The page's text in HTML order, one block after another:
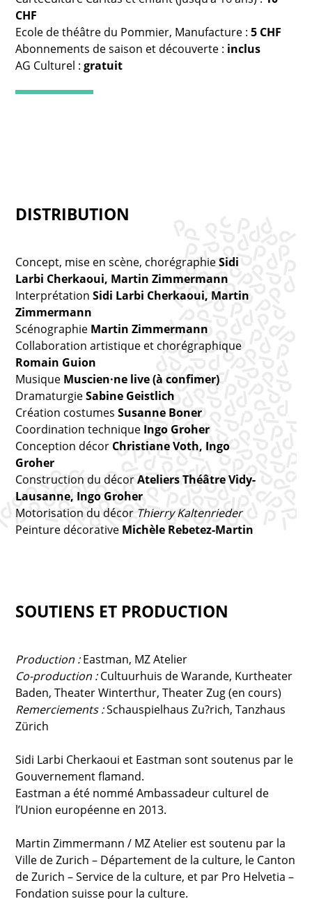
CHF
Ecole de théâtre du Pommier, Manufacture :5 CHF
Abonnements de saison et découverte : inclus
AG Culturel :gratuit
DISTRIBUTION
Concept, mise en scène, chorégraphieSidi
Larbi Cherkaoui, Martin Zimmermann
InterprétationSidi Larbi Cherkaoui, Martin
Zimmermann
Scénographie Martin Zimmermann
Collaboration artistique et chorégraphique
Romain Guion
Musique Muscien·ne live (à confimer)
DramaturgieSabine Geistlich
Création costumesSusanne Boner
Coordination technique Ingo Groher
Conception décor Christiane Voth, Ingo
Groher
Construction du décorAteliers Théâtre Vidy-
Lausanne, Ingo Groher
Motorisation du décor Thierry Kaltenrieder
Peinture décorative Michèle Rebetez-Martin
SOUTIENS ET PRODUCTION
Production :Eastman, MZ Atelier
Co-production :Cultuurhuis de Warande, Kurtheater
Baden, Theater Winterthur, Theater Zug (en cours)
Remerciements :Schauspielhaus Zu?rich, Tanzhaus
Zürich
Sidi Larbi Cherkaoui et Eastman sont soutenus par le
Gouvernement flamand.
Eastman a été nommé Ambassadeur culturel de
l’Union européenne en 2013.
Martin Zimmermann / MZ Atelier est soutenu par la
Ville de Zurich – Département de la culture, le Canton
de Zurich – Service de la culture, et par Pro Helvetia –
Fondation suisse pour la culture.